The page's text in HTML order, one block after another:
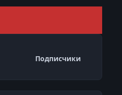
Подписчики